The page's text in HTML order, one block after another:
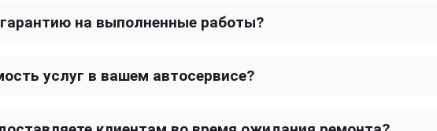
на выполненные работы?
услуг в вашем автосервисе?